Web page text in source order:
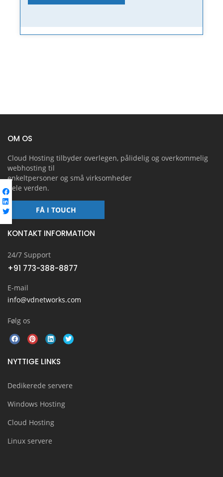
OM OS
Cloud Hosting tilbyder overlegen, pålidelig og overkommelig
webhosting til
enkeltpersoner og små virksomheder
hele verden.
FÅ I TOUCH
KONTAKT INFORMATION
24/7 Support
+91 773-388-8877
E-mail
info@vdnetworks.com
Følg os
NYTTIGE LINKS
Dedikerede servere
Windows Hosting
Cloud Hosting
Linux servere